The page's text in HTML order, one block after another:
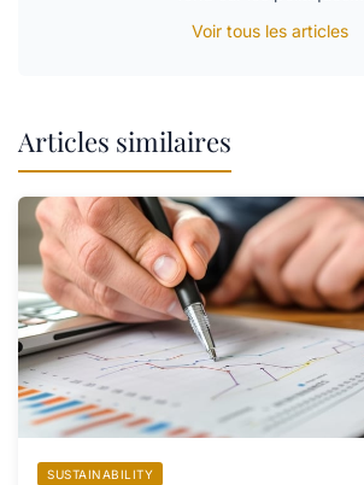
Voir tous les articles
Articles similaires
SUSTAINABILITY